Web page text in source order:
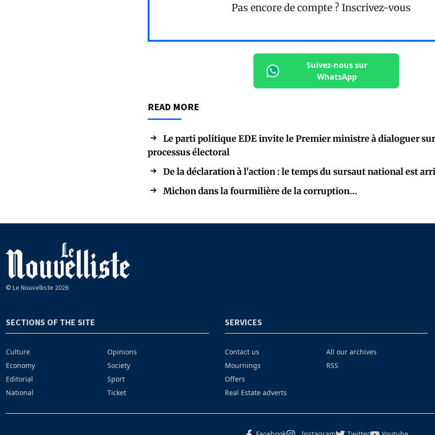
Pas encore de compte ? Inscrivez-vous
Suivez-nous sur
WhatsApp
READ MORE
Le parti politique EDE invite le Premier ministre à dialoguer
processus électoral
De la déclaration à l'action : le temps du sursaut national est
Michon dans la fourmilière de la corruption…
© Le Nouvelliste 2026
SECTIONS OF THE SITE
Culture
Economy
Editorial
National
Opinions
Society
Sport
Ticket
SERVICES
Contact us
Mournings
Offers
Real Estate adverts
All our archives
RSS